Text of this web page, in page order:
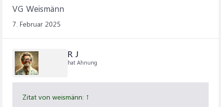
VG Weismänn
7. Februar 2025
R J
hat Ahnung
Zitat von weismänn: ↑